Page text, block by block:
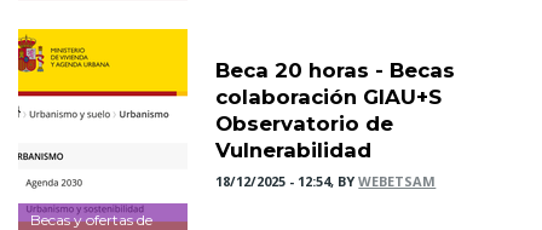
Becas y ofertas de
Beca 20 horas - Becas
colaboración GIAU+S
Observatorio de
Vulnerabilidad
18/12/2025 - 12:54, BYWEBETSAM